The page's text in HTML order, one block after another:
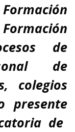
de
de
colegios
presente
de